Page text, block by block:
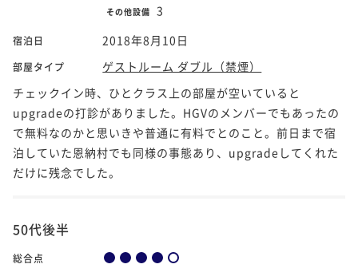
その他設備 3
宿泊日 2018年8月10日
部屋タイプ
ゲストルーム ダブル（禁煙）
チェックイン時、ひとクラス上の部屋が空いていると
upgradeの打診がありました。HGVのメンバーでもあったの
で無料なのかと思いきや普通に有料でとのこと。前日まで宿
泊していた恩納村でも同様の事態あり、upgradeしてくれた
だけに残念でした。
50代後半
総合点